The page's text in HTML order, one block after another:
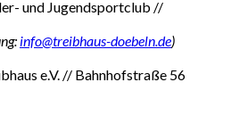
und Jugendsportclub //
info@treibhaus-doebeln.de)
e.V. // Bahnhofstraße 56